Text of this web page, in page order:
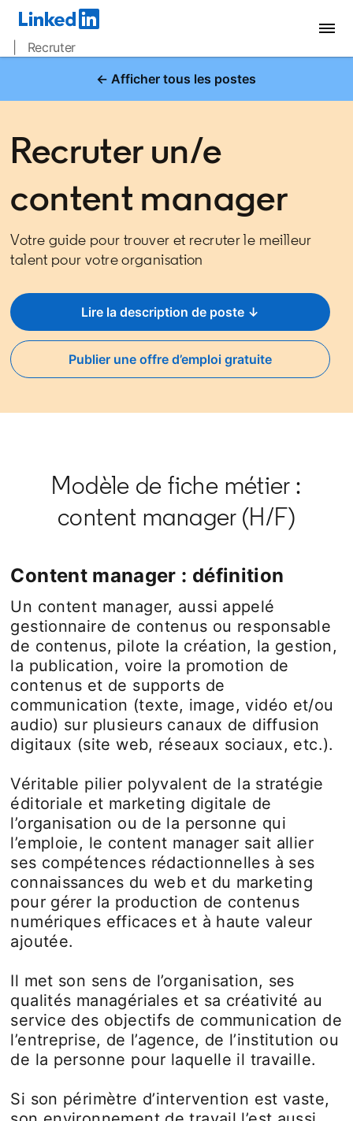
| Recruter
← Afficher tous les postes
Recruter un/e
content manager
Votre guide pour trouver et recruter le meilleur
talent pour votre organisation
Lire la description de poste ↓
Publier une offre d’emploi gratuite
opens in a new tab
Modèle de fiche métier :
content manager (H/F)
Content manager : définition
Un content manager, aussi appelé
gestionnaire de contenus ou responsable
de contenus, pilote la création, la gestion,
la publication, voire la promotion de
contenus et de supports de
communication (texte, image, vidéo et/ou
audio) sur plusieurs canaux de diffusion
digitaux (site web, réseaux sociaux, etc.).
Véritable pilier polyvalent de la stratégie
éditoriale et marketing digitale de
l’organisation ou de la personne qui
l’emploie, le content manager sait allier
ses compétences rédactionnelles à ses
connaissances du web et du marketing
pour gérer la production de contenus
numériques efficaces et à haute valeur
ajoutée.
Il met son sens de l’organisation, ses
qualités managériales et sa créativité au
service des objectifs de communication de
l’entreprise, de l’agence, de l’institution ou
de la personne pour laquelle il travaille.
Si son périmètre d’intervention est vaste,